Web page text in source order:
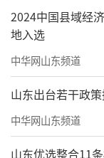
2024中国县域经
地入选
中华网山东频道
山东出台若干政
中华网山东频道
山东优选整合11